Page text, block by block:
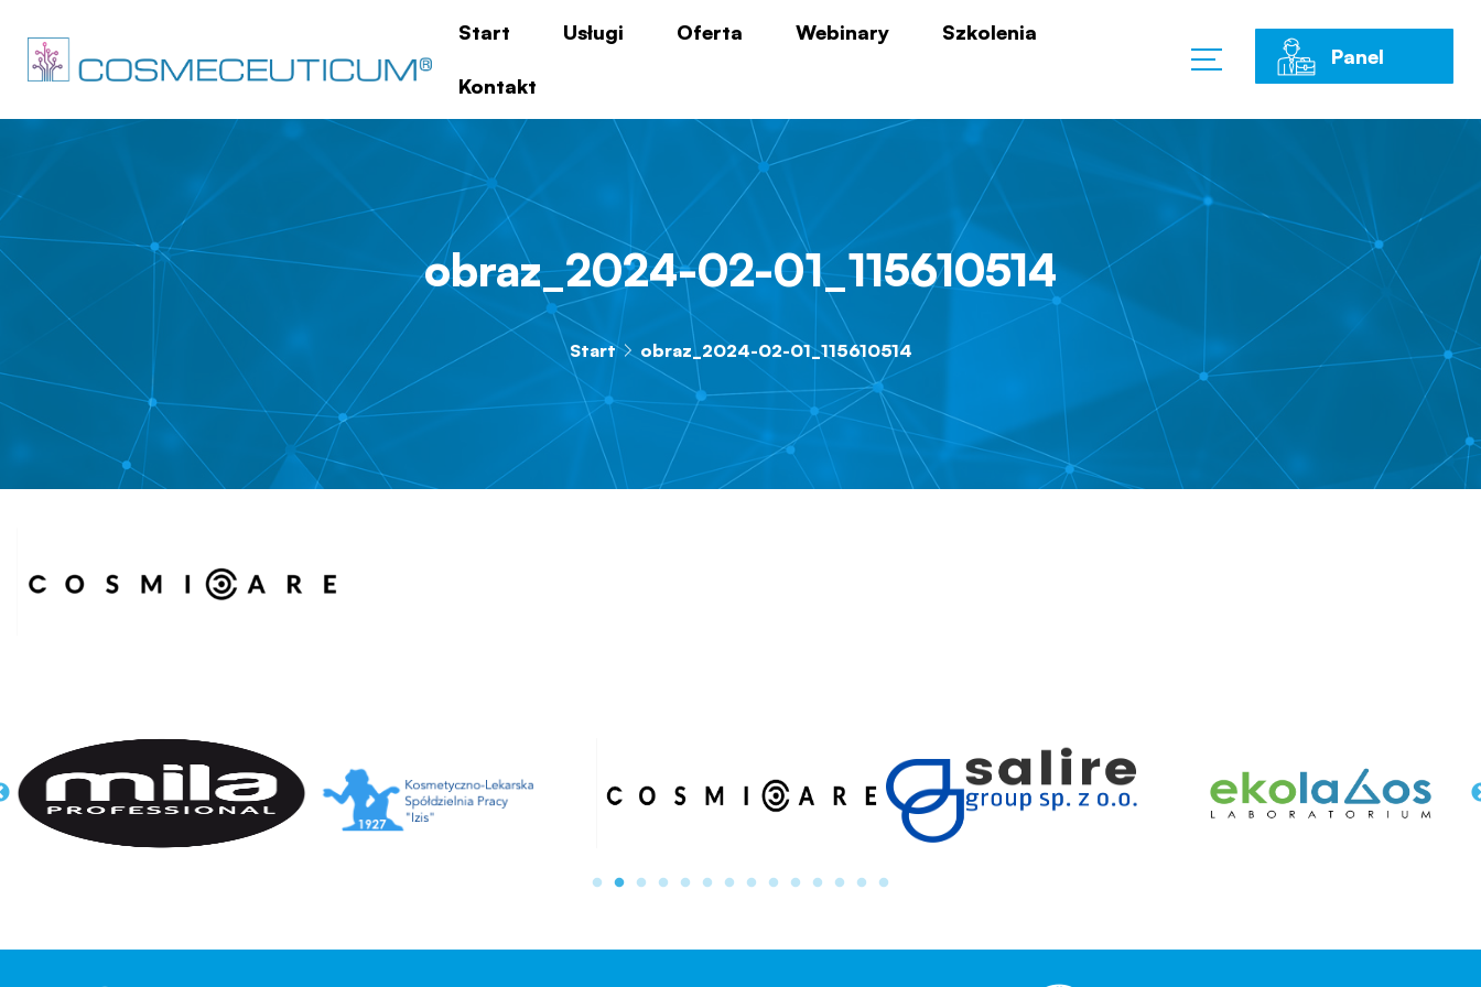
Start Usługi Oferta Webinary Szkolenia
Kontakt
Panel
obraz_2024-02-01_115610514
Start obraz_2024-02-01_115610514